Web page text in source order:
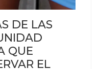
DE LAS
QUE
EL